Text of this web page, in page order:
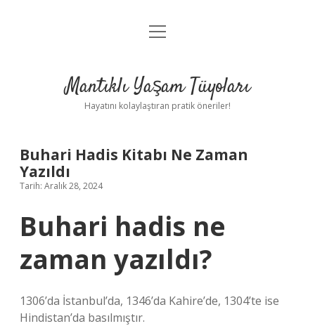
Anasayfa
Yasal Uyarı
menüyü
Mantıklı Yaşam Tüyoları
Hayatını kolaylaştıran pratik öneriler!
Buhari Hadis Kitabı Ne Zaman
Yazıldı
Tarih: Aralık 28, 2024
Buhari hadis ne
zaman yazıldı?
1306’da İstanbul’da, 1346’da Kahire’de, 1304’te ise
Hindistan’da basılmıştır.